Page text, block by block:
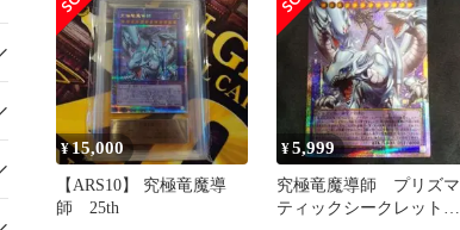
¥15,000
【ARS10】 究極竜魔導
師 25th
¥5,999
究極竜魔導師 プリズマ
ティックシークレットレ